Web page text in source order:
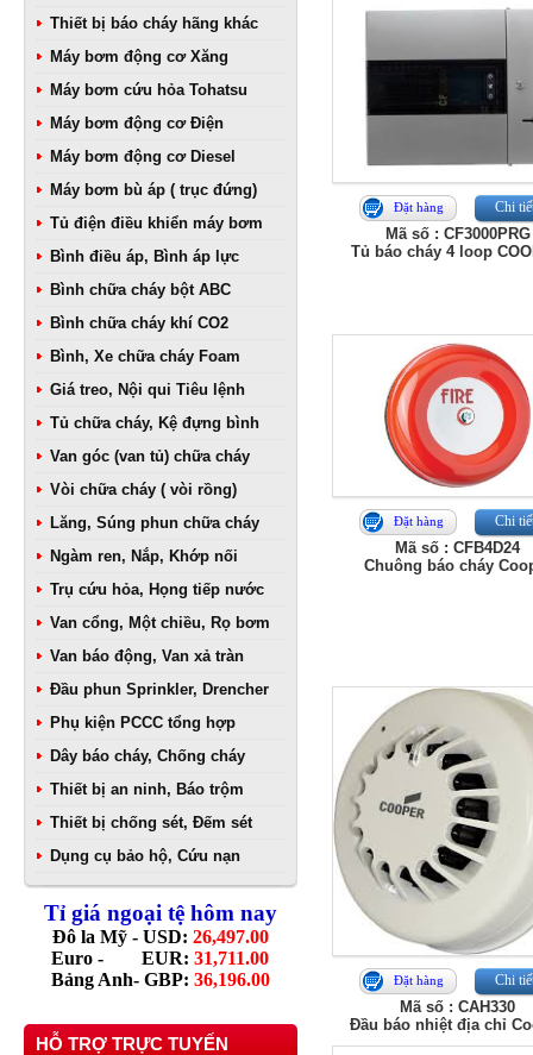
Thiết bị báo cháy hãng khác
Máy bơm động cơ Xăng
Máy bơm cứu hỏa Tohatsu
Máy bơm động cơ Điện
Máy bơm động cơ Diesel
Máy bơm bù áp ( trục đứng)
Tủ điện điều khiển máy bơm
Bình điều áp, Bình áp lực
Bình chữa cháy bột ABC
Bình chữa cháy khí CO2
Bình, Xe chữa cháy Foam
Giá treo, Nội qui Tiêu lệnh
Tủ chữa cháy, Kệ đựng bình
Van góc (van tủ) chữa cháy
Vòi chữa cháy ( vòi rồng)
Lăng, Súng phun chữa cháy
Ngàm ren, Nắp, Khớp nối
Trụ cứu hỏa, Họng tiếp nước
Van cổng, Một chiều, Rọ bơm
Van báo động, Van xả tràn
Đầu phun Sprinkler, Drencher
Phụ kiện PCCC tổng hợp
Dây báo cháy, Chống cháy
Thiết bị an ninh, Báo trộm
Thiết bị chống sét, Đếm sét
Dụng cụ bảo hộ, Cứu nạn
Tỉ giá ngoại tệ hôm nay
Đô la Mỹ - USD: 26,497.00
Euro - EUR: 31,711.00
Bảng Anh- GBP: 36,196.00
HỖ TRỢ TRỰC TUYẾN
Đặt hàng Chi
Mã số : CF3000PRG
Tủ báo cháy 4 loop
Đặt hàng Chi
Mã số : CFB4D24
Chuông báo cháy
Đặt hàng Chi
Mã số : CAH330
Đầu báo nhiệt địa chỉ